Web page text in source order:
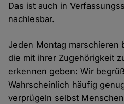
Das ist auch in
nachlesbar.
Jeden Montag marschieren
die mit ihrer Zugehörigkeit
erkennen geben: Wir
Wahrscheinlich häufig
verprügeln selbst